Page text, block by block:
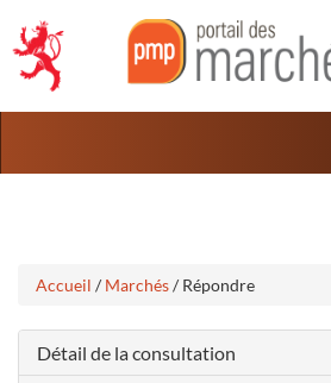
contenu
Accueil / Marchés/ Répondre
Détail de la consultation